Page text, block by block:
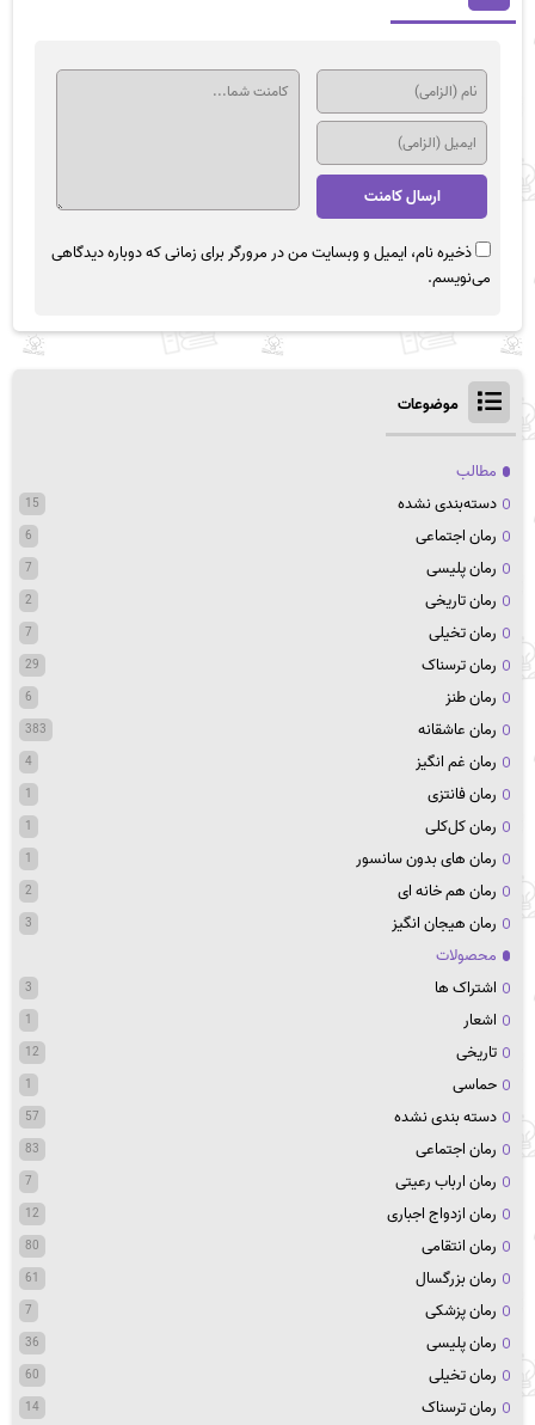
ذخیره نام، ایمیل و وبسایت من در مرورگر برای زمانی که دوباره دیدگاهی
می‌نویسم.
موضوعات
مطالب
دسته‌بندی نشده
15
رمان اجتماعی 6
رمان پلیسی 7
رمان تاریخی 2
رمان تخیلی 7
رمان ترسناک 29
رمان طنز 6
رمان عاشقانه 383
رمان غم انگیز 4
رمان فانتزی 1
رمان کل‌کلی 1
رمان های بدون سانسور 1
رمان هم خانه ای 2
رمان هیجان انگیز 3
محصولات
اشتراک ها
3
اشعار 1
تاریخی 12
حماسی 1
دسته بندی نشده 57
رمان اجتماعی 83
رمان ارباب رعیتی 7
رمان ازدواج اجباری 12
رمان انتقامی 80
رمان بزرگسال 61
رمان پزشکی 7
رمان پلیسی 36
رمان تخیلی 60
رمان ترسناک 14